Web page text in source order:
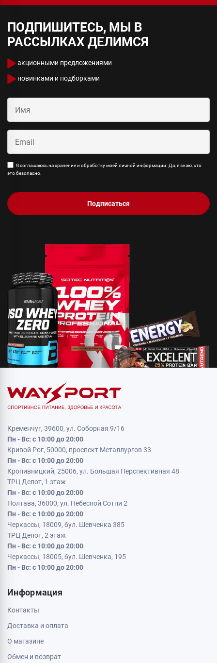
ПОДПИШИТЕСЬ, МЫ В
РАССЫЛКАХ ДЕЛИМСЯ
акционными предложениями
новинками и подборками
Я соглашаюсь на хранение и обработку моей личной информации. Да, я знаю, что
это безопасно.
Подписаться
Кременчуг, 39600, ул. Соборная 9/16
Пн - Вс: с 10:00 до 20:00
Кривой Рог, 50000, проспект Металлургов 33
Пн - Вс: с 10:00 до 20:00
Кропивницкий, 25006, ул. Большая Перспективная 48
ТРЦ Депот, 1 этаж
Пн - Вс: с 10:00 до 20:00
Полтава, 36000, ул. Небесной Сотни 2
Пн - Вс: с 10:00 до 20:00
Черкассы, 18009, бул. Шевченка 385
ТРЦ Депот, 2 этаж
Пн - Вс: с 10:00 до 20:00
Черкассы, 18005, бул. Шевченка, 195
Пн - Вс: с 10:00 до 20:00
Информация
Контакты
Доставка и оплата
О магазине
Обмен и возврат